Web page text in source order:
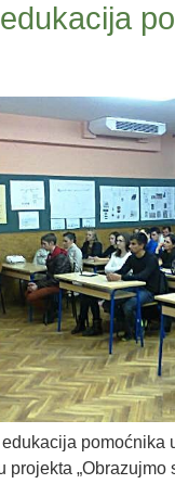
pomoćnika
projekta „Obrazujmo